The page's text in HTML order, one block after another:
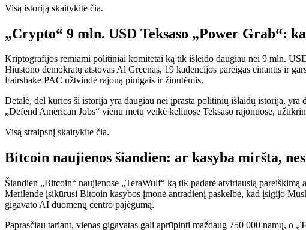
Visą istoriją skaitykite čia.
„Crypto“ 9 mln. USD Teksaso „Power Grab“:
Kriptografijos remiami politiniai komitetai ką tik išleido daugiau nei 9 mln.
Hiustono demokratų atstovas Al Greenas, 19 kadencijos pareigas einantis ir
Fairshake PAC užtvindė rajoną pinigais ir žinutėmis.
Detalė, dėl kurios ši istorija yra daugiau nei įprasta politinių išlaidų istorija, yra
„Defend American Jobs“ vienu metu veikė keliuose Teksaso rajonuose,
Visą straipsnį skaitykite čia.
Bitcoin naujienos šiandien: ar kasyba miršta,
Šiandien „Bitcoin“ naujienose „TeraWulf“ ką tik padarė atviriausią
Merilende įsikūrusi Bitcoin kasybos įmonė antradienį paskelbė, kad įsigijo
gigavato AI duomenų centro pajėgumą.
Paprasčiau tariant, vienas gigavatas gali aprūpinti maždaug 750 000 namų,